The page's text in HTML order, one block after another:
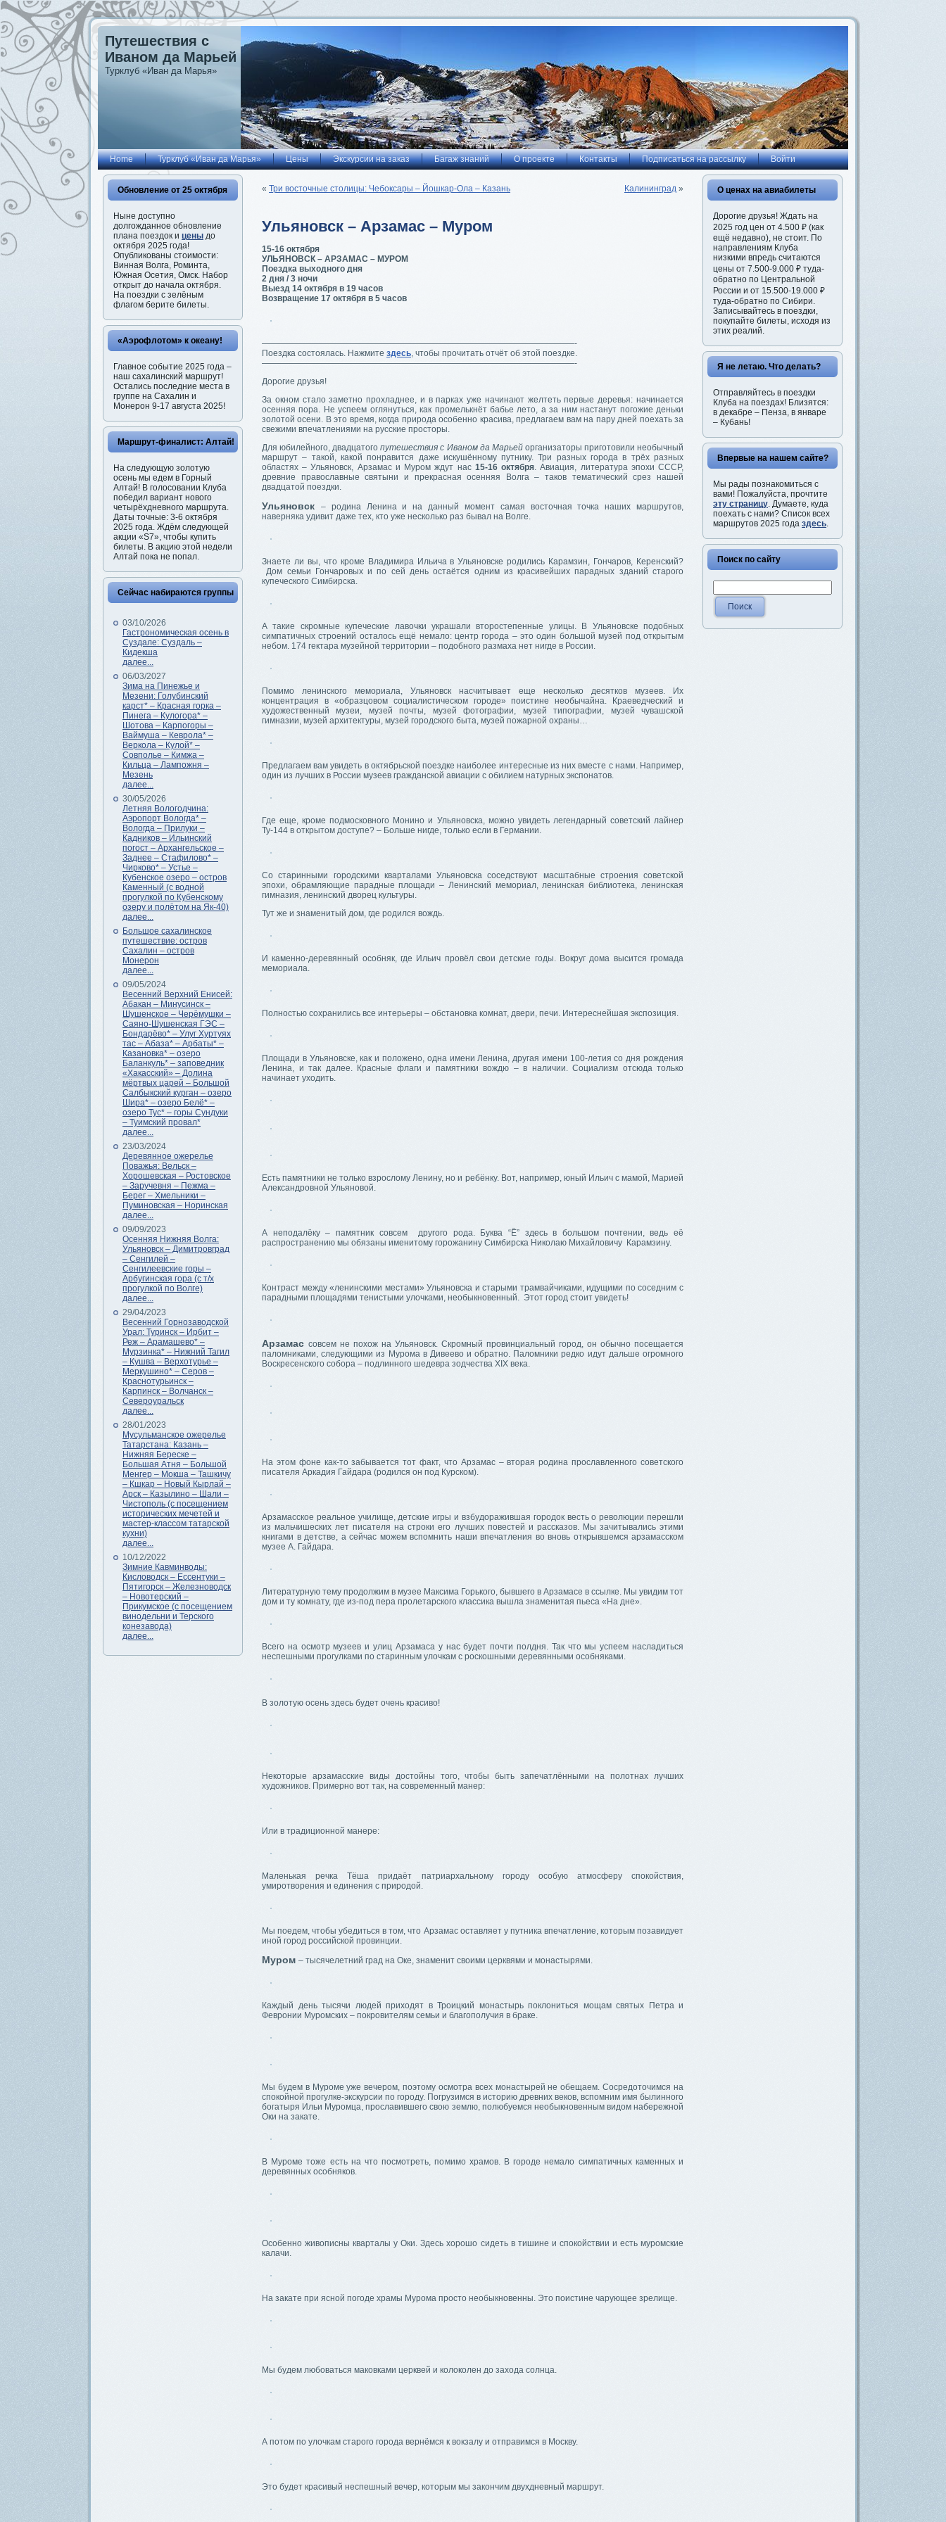
Путешествия с
Иваном да Марьей
Турклуб «Иван да Марья»
Home Турклуб «Иван да Марья» Цены Экскурсии на заказ Багаж знаний О проекте Контакты Подписаться на рассылку Войти
Обновление от 25 октября
Ныне доступно
долгожданное обновление
плана поездок и цены до
октября 2025 года!
Опубликованы стоимости:
Винная Волга, Роминта,
Южная Осетия, Омск. Набор
открыт до начала октября.
На поездки с зелёным
флагом берите билеты.
«Аэрофлотом» к океану!
Главное событие 2025 года –
наш сахалинский маршрут!
Остались последние места в
группе на Сахалин и
Монерон 9-17 августа 2025!
Маршрут-финалист: Алтай!
На следующую золотую
осень мы едем в Горный
Алтай! В голосовании Клуба
победил вариант нового
четырёхдневного маршрута.
Даты точные: 3-6 октября
2025 года. Ждём следующей
акции «S7», чтобы купить
билеты. В акцию этой недели
Алтай пока не попал.
Сейчас набираются группы
03/10/2026
Гастрономическая осень в
Суздале: Суздаль –
Кидекша
далее...
06/03/2027
Зима на Пинежье и
Мезени: Голубинский
карст* – Красная горка –
Пинега – Кулогора* –
Шотова – Карпогоры –
Ваймуша – Кеврола* –
Веркола – Кулой* –
Совполье – Кимжа –
Кильца – Лампожня –
Мезень
далее...
30/05/2026
Летняя Вологодчина:
Аэропорт Вологда* –
Вологда – Прилуки –
Кадников – Ильинский
погост – Архангельское –
Заднее – Стафилово* –
Чирково* – Устье –
Кубенское озеро – остров
Каменный (с водной
прогулкой по Кубенскому
озеру и полётом на Як-40)
далее...
Большое сахалинское
путешествие: остров
Сахалин – остров
Монерон
далее...
09/05/2024
Весенний Верхний Енисей:
Абакан – Минусинск –
Шушенское – Черёмушки –
Саяно-Шушенская ГЭС –
Бондарёво* – Улуг Хуртуях
тас – Абаза* – Арбаты* –
Казановка* – озеро
Баланкуль* – заповедник
«Хакасский» – Долина
мёртвых царей – Большой
Салбыкский курган – озеро
Шира* – озеро Белё* –
озеро Тус* – горы Сундуки
– Туимский провал*
далее...
23/03/2024
Деревянное ожерелье
Поважья: Вельск –
Хорошевская – Ростовское
– Заручевня – Пежма –
Берег – Хмельники –
Пуминовская – Норинская
далее...
09/09/2023
Осенняя Нижняя Волга:
Ульяновск – Димитровград
– Сенгилей –
Сенгилеевские горы –
Арбугинская гора (с т/х
прогулкой по Волге)
далее...
29/04/2023
Весенний Горнозаводской
Урал: Туринск – Ирбит –
Реж – Арамашево* –
Мурзинка* – Нижний Тагил
– Кушва – Верхотурье –
Меркушино* – Серов –
Краснотурьинск –
Карпинск – Волчанск –
Североуральск
далее...
28/01/2023
Мусульманское ожерелье
Татарстана: Казань –
Нижняя Береске –
Большая Атня – Большой
Менгер – Мокша – Ташкичу
– Кшкар – Новый Кырлай –
Арск – Казылино – Шали –
Чистополь (с посещением
исторических мечетей и
мастер-классом татарской
кухни)
далее...
10/12/2022
Зимние Кавминводы:
Кисловодск – Ессентуки –
Пятигорск – Железноводск
– Новотерский –
Прикумское (с посещением
винодельни и Терского
конезавода)
далее...
« Три восточные столицы: Чебоксары – Йошкар-Ола – Казань Калининград »
Ульяновск – Арзамас – Муром
15-16 октября
УЛЬЯНОВСК – АРЗАМАС – МУРОМ
Поездка выходного дня
2 дня / 3 ночи
Выезд 14 октября в 19 часов
Возвращение 17 октября в 5 часов
—————————————————————————————————————-
Поездка состоялась. Нажмите здесь, чтобы прочитать отчёт об этой поездке.
—————————————————————————————————————-
Дорогие друзья!
За окном стало заметно прохладнее, и в парках уже начинают желтеть первые деревья: начинается
осенняя пора. Не успеем оглянуться, как промелькнёт бабье лето, а за ним настанут погожие деньки
золотой осени. В это время, когда природа особенно красива, предлагаем вам на пару дней поехать за
свежими впечатлениями на русские просторы.
Для юбилейного, двадцатогопутешествия с Иваном да Марьейорганизаторы приготовили необычный
маршрут – такой, какой понравится даже искушённому путнику. Три разных города в трёх разных
областях – Ульяновск, Арзамас и Муром ждут нас 15-16 октября. Авиация, литература эпохи СССР,
древние православные святыни и прекрасная осенняя Волга – таков тематический срез нашей
двадцатой поездки.
Ульяновск – родина Ленина и на данный момент самая восточная точка наших маршрутов,
наверняка удивит даже тех, кто уже несколько раз бывал на Волге.
Знаете ли вы, что кроме Владимира Ильича в Ульяновске родились Карамзин, Гончаров, Керенский?
Дом семьи Гончаровых и по сей день остаётся одним из красивейших парадных зданий старого
купеческого Симбирска.
А такие скромные купеческие лавочки украшали второстепенные улицы. В Ульяновске подобных
симпатичных строений осталось ещё немало: центр города – это один большой музей под открытым
небом. 174 гектара музейной территории – подобного размаха нет нигде в России.
Помимо ленинского мемориала, Ульяновск насчитывает еще несколько десятков музеев. Их
концентрация в «образцовом социалистическом городе» поистине необычайна. Краеведческий и
художественный музеи, музей почты, музей фотографии, музей типографии, музей чувашской
гимназии, музей архитектуры, музей городского быта, музей пожарной охраны…
Предлагаем вам увидеть в октябрьской поездке наиболее интересные из них вместе с нами. Например,
один из лучших в России музеев гражданской авиации с обилием натурных экспонатов.
Где еще, кроме подмосковного Монино и Ульяновска, можно увидеть легендарный советский лайнер
Ту-144 в открытом доступе? – Больше нигде, только если в Германии.
Со старинными городскими кварталами Ульяновска соседствуют масштабные строения советской
эпохи, обрамляющие парадные площади – Ленинский мемориал, ленинская библиотека, ленинская
гимназия, ленинский дворец культуры.
Тут же и знаменитый дом, где родился вождь.
И каменно-деревянный особняк, где Ильич провёл свои детские годы. Вокруг дома высится громада
мемориала.
Полностью сохранились все интерьеры – обстановка комнат, двери, печи. Интереснейшая экспозиция.
Площади в Ульяновске, как и положено, одна имени Ленина, другая имени 100-летия со дня рождения
Ленина, и так далее. Красные флаги и памятники вождю – в наличии. Социализм отсюда только
начинает уходить.
Есть памятники не только взрослому Ленину, но и ребёнку. Вот, например, юный Ильич с мамой, Марией
Александровной Ульяновой.
А неподалёку – памятник совсем другого рода. Буква “Ё” здесь в большом почтении, ведь её
распространению мы обязаны именитому горожанину Симбирска Николаю Михайловичу Карамзину.
Контраст между «ленинскими местами» Ульяновска и старыми трамвайчиками, идущими по соседним с
парадными площадями тенистыми улочками, необыкновенный. Этот город стоит увидеть!
Арзамас совсем не похож на Ульяновск. Скромный провинциальный город, он обычно посещается
паломниками, следующими из Мурома в Дивеево и обратно. Паломники редко идут дальше огромного
Воскресенского собора – подлинного шедевра зодчества XIX века.
На этом фоне как-то забывается тот факт, что Арзамас – вторая родина прославленного советского
писателя Аркадия Гайдара (родился он под Курском).
Арзамасское реальное училище, детские игры и взбудоражившая городок весть о революции перешли
из мальчишеских лет писателя на строки его лучших повестей и рассказов. Мы зачитывались этими
книгами в детстве, а сейчас можем вспомнить наши впечатления во вновь открывшемся арзамасском
музее А. Гайдара.
Литературную тему продолжим в музее Максима Горького, бывшего в Арзамасе в ссылке. Мы увидим тот
дом и ту комнату, где из-под пера пролетарского классика вышла знаменитая пьеса «На дне».
Всего на осмотр музеев и улиц Арзамаса у нас будет почти полдня. Так что мы успеем насладиться
неспешными прогулками по старинным улочкам с роскошными деревянными особняками.
В золотую осень здесь будет очень красиво!
Некоторые арзамасские виды достойны того, чтобы быть запечатлёнными на полотнах лучших
художников. Примерно вот так, на современный манер:
Или в традиционной манере:
Маленькая речка Тёша придаёт патриархальному городу особую атмосферу спокойствия,
умиротворения и единения с природой.
Мы поедем, чтобы убедиться в том, что Арзамас оставляет у путника впечатление, которым позавидует
иной город российской провинции.
Муром – тысячелетний град на Оке, знаменит своими церквями и монастырями.
Каждый день тысячи людей приходят в Троицкий монастырь поклониться мощам святых Петра и
Февронии Муромских – покровителям семьи и благополучия в браке.
Мы будем в Муроме уже вечером, поэтому осмотра всех монастырей не обещаем. Сосредоточимся на
спокойной прогулке-экскурсии по городу. Погрузимся в историю древних веков, вспомним имя былинного
богатыря Ильи Муромца, прославившего свою землю, полюбуемся необыкновенным видом набережной
Оки на закате.
В Муроме тоже есть на что посмотреть, помимо храмов. В городе немало симпатичных каменных и
деревянных особняков.
Особенно живописны кварталы у Оки. Здесь хорошо сидеть в тишине и спокойствии и есть муромские
калачи.
На закате при ясной погоде храмы Мурома просто необыкновенны. Это поистине чарующее зрелище.
Мы будем любоваться маковками церквей и колоколен до захода солнца.
А потом по улочкам старого города вернёмся к вокзалу и отправимся в Москву.
Это будет красивый неспешный вечер, которым мы закончим двухдневный маршрут.
О ценах на авиабилеты
Дорогие друзья! Ждать на
2025 год цен от 4.500 ₽ (как
ещё недавно), не стоит. По
направлениям Клуба
низкими впредь считаются
цены от 7.500-9.000 ₽ туда-
обратно по Центральной
России и от 15.500-19.000 ₽
туда-обратно по Сибири.
Записывайтесь в поездки,
покупайте билеты, исходя из
этих реалий.
Я не летаю. Что делать?
Отправляйтесь в поездки
Клуба на поездах! Близятся:
в декабре – Пенза, в январе
– Кубань!
Впервые на нашем сайте?
Мы рады познакомиться с
вами! Пожалуйста, прочтите
эту страницу. Думаете, куда
поехать с нами? Список всех
маршрутов 2025 года здесь.
Поиск по сайту